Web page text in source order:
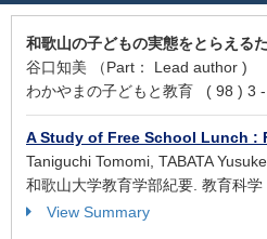
和歌山の子どもの実態をとらえる
谷口知美 （Part： Lead author )
わかやまの子どもと教育 ( 98 )
A Study of Free School Lunch :
Taniguchi Tomomi, TABATA
和歌山大学教育学部紀要. 教育
View Summary